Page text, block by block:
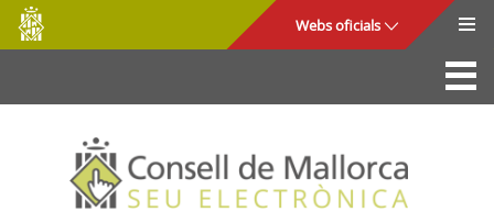
Salta al contingut principal
Consell
de
Mallorca
Webs oficials
La Seu
Consell de Mallorca
Accés i seguretat